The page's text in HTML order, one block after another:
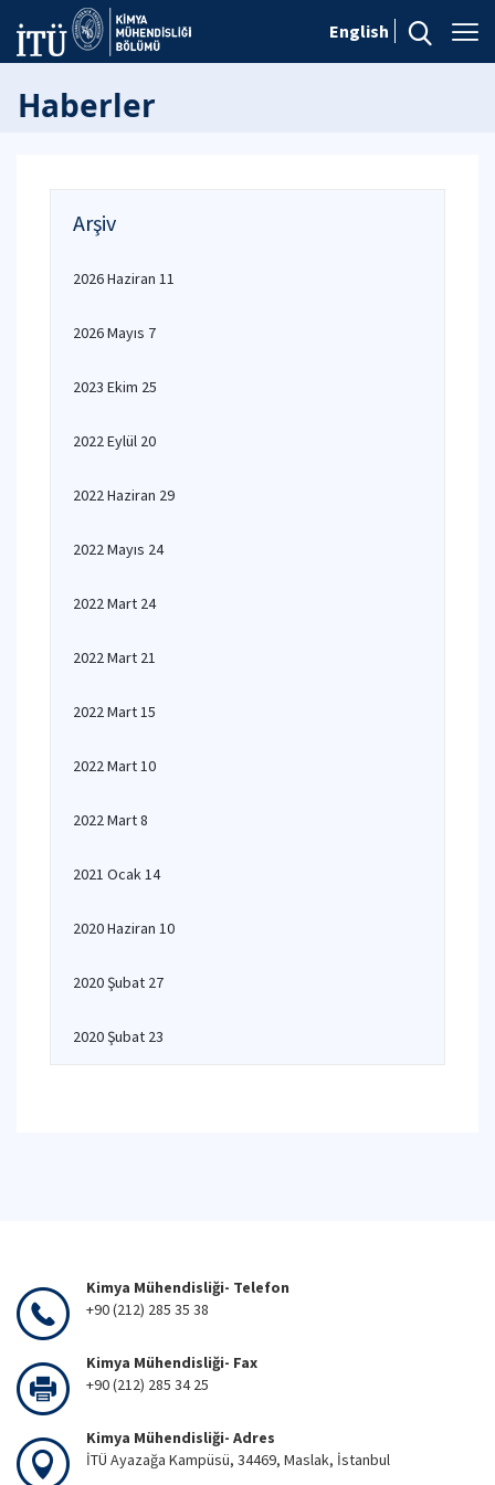
English
Haberler
Arşiv
2026 Haziran 11
2026 Mayıs 7
2023 Ekim 25
2022 Eylül 20
2022 Haziran 29
2022 Mayıs 24
2022 Mart 24
2022 Mart 21
2022 Mart 15
2022 Mart 10
2022 Mart 8
2021 Ocak 14
2020 Haziran 10
2020 Şubat 27
2020 Şubat 23
Kimya Mühendisliği- Telefon
+90 (212) 285 35 38
Kimya Mühendisliği- Fax
+90 (212) 285 34 25
Kimya Mühendisliği- Adres
İTÜ Ayazağa Kampüsü, 34469, Maslak, İstanbul